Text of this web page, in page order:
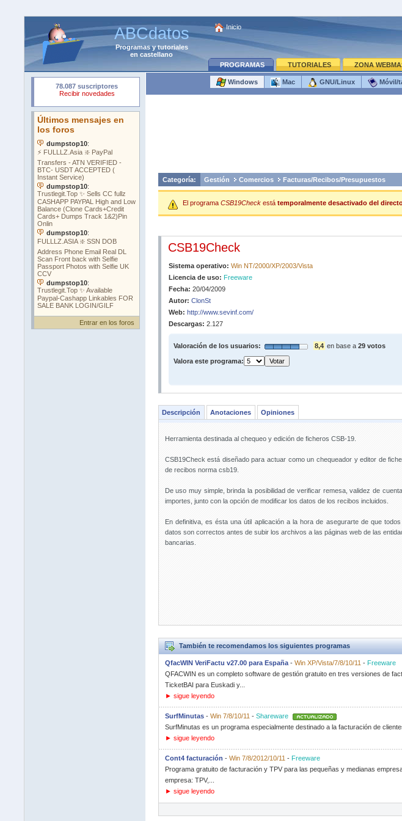
ABCdatos
Programasytutoriales
en castellano
Inicio
PROGRAMAS TUTORIALES ZONA
Entrar en los foros
Windows Mac GNU/Linux Móvil/
Categoría: Gestión Comercios Facturas/Recibos/Presupuestos
El programa CSB19Checkestá temporalmente desactivado del
CSB19Check
Sistema operativo: Win NT/2000/XP/2003/Vista
Licencia de uso: Freeware
Fecha: 20/04/2009
Autor: ClonSt
Web: http://www.sevinf.com/
Descargas: 2.127
Valoración de los usuarios: 8,4 en base a 29 votos
Valora este programa:
Descripción Anotaciones Opiniones
Herramienta destinada al chequeo y edición de ficheros CSB-19.
CSB19Check está diseñado para actuar como un chequeador y editor de
de recibos norma csb19.
De uso muy simple, brinda la posibilidad de verificar remesa, validez de
importes, junto con la opción de modificar los datos de los recibos incluidos.
En definitiva, es ésta una útil aplicación a la hora de asegurarte de que todos
datos son correctos antes de subir los archivos a las páginas web de las
bancarias.
También te recomendamos los siguientes programas
QfacWIN VeriFactu v27.00 para España- Win XP/Vista/7/8/10/11 - Freeware
QFACWIN es un completo software de gestión gratuito en tres versiones de
TicketBAI para Euskadi y...
► sigue leyendo
SurfMinutas- Win 7/8/10/11 - Shareware
SurfMinutas es un programa especialmente destinado a la facturación de
► sigue leyendo
Cont4 facturación - Win 7/8/2012/10/11 - Freeware
Programa gratuito de facturación y TPV para las pequeñas y medianas
empresa: TPV,...
► sigue leyendo